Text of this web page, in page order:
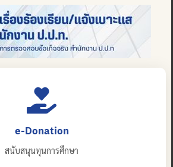
e-Donation
สนับสนุนทุนการศึกษา